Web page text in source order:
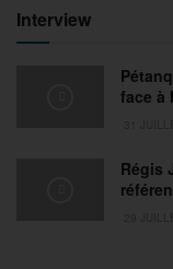
Interview
face à
Régis